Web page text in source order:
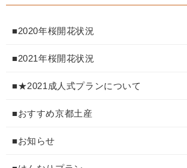
■2020年桜開花状況
■2021年桜開花状況
■★2021成人式プランについて
■おすすめ京都土産
■お知らせ